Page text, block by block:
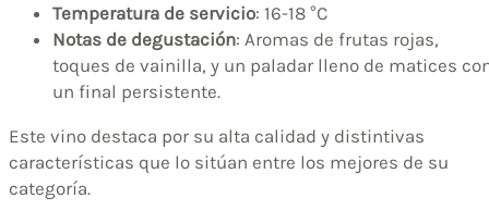
Temperatura de servicio: 16-18 °C
Notas de degustación: Aromas de frutas rojas,
toques de vainilla, y un paladar lleno de matices
un final persistente.
Este vino destaca por su alta calidad y distintivas
características que lo sitúan entre los mejores de su
categoría.